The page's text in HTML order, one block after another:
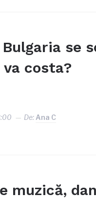
se
costa?
De: Ana C
muzică,